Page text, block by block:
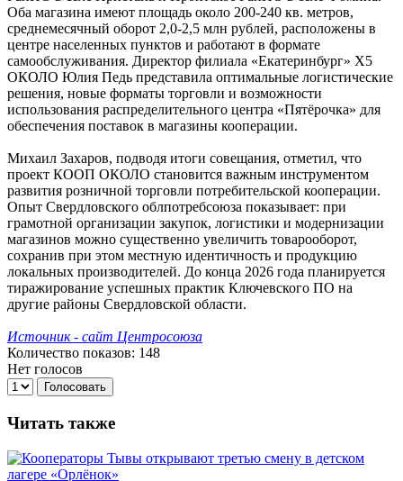
Оба магазина имеют площадь около 200-240 кв. метров,
среднемесячный оборот 2,0-2,5 млн рублей, расположены в
центре населенных пунктов и работают в формате
самообслуживания. Директор филиала «Екатеринбург» Х5
ОКОЛО Юлия Педь представила оптимальные логистические
решения, новые форматы торговли и возможности
использования распределительного центра «Пятёрочка» для
обеспечения поставок в магазины кооперации.
Михаил Захаров, подводя итоги совещания, отметил, что
проект КООП ОКОЛО становится важным инструментом
развития розничной торговли потребительской кооперации.
Опыт Свердловского облпотребсоюза показывает: при
грамотной организации закупок, логистики и модернизации
магазинов можно существенно увеличить товарооборот,
сохранив при этом местную идентичность и продукцию
локальных производителей. До конца 2026 года планируется
тиражирование успешных практик Ключевского ПО на
другие районы Свердловской области.
Источник - сайт Центросоюза
Количество показов: 148
Нет голосов
Голосовать
Читать также